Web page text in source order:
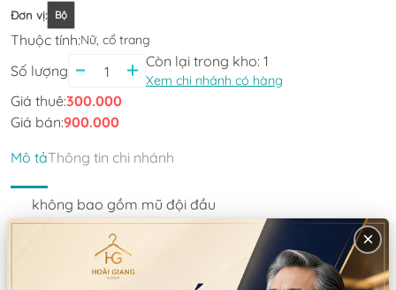
Đơn vị: Bộ
Thuộc tính:Nữ, cổ trang
Số lượng
Còn lại trong kho: 1
Xem chi nhánh có hàng
Giá thuê:300.000
Giá bán:900.000
Mô tảThông tin chi nhánh
không bao gồm mũ đội đầu
Thông tin sản phẩm
×